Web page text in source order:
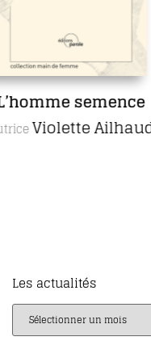
Les actualités